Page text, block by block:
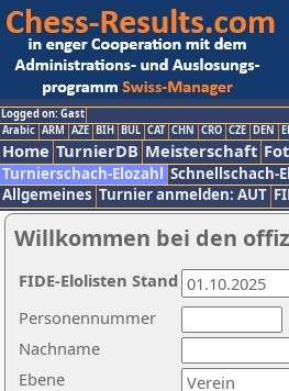
Logged on: Gast
Arabic ARM AZE BIH BUL CAT CHN CRO CZE DEN
Home TurnierDB Meisterschaft
Turnierschach-Elozahl Schnellschach-
Allgemeines Turnier anmelden: AUT
Willkommen bei den
Nachname
Ebene
Personennummer
FIDE-Elolisten Stand